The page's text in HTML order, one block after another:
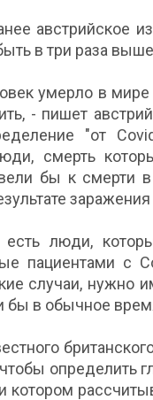
австрийское
в три раза
умерло в
- пишет
"от
смерть
бы к смерти
есть люди,
пациентами c
случаи, нужно
бы в обычное
определить
котором